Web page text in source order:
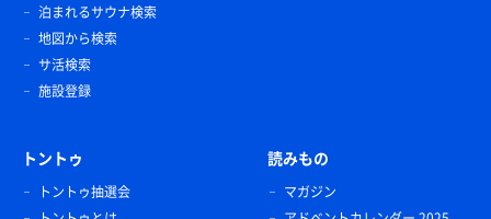
泊まれるサウナ検索
地図から検索
サ活検索
施設登録
トントゥ
トントゥ抽選会
読みもの
マガジン